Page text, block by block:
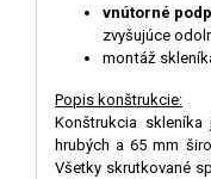
vnútorné
zvyšujúce
montáž
Popis konštrukcie:
Konštrukcia
hrubých a 65 mm
Všetky skrutkované